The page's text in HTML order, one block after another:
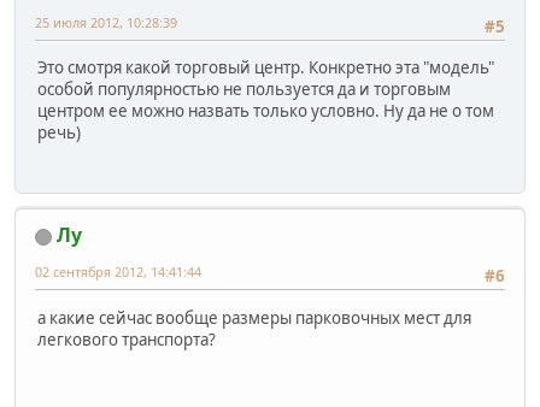
#5
25 июля 2012, 10:28:39
Это смотря какой торговый центр. Конкретно эта "модель"
особой популярностью не пользуется да и торговым
центром ее можно назвать только условно. Ну да не о том
речь)
Лу
#6
02 сентября 2012, 14:41:44
а какие сейчас вообще размеры парковочных мест для
легкового транспорта?